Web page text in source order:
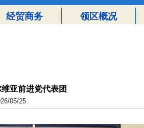
经贸商务 领区概况
亚前进党代表团
05/25